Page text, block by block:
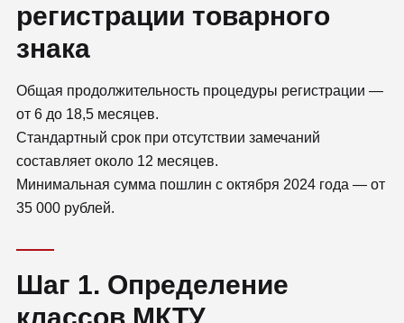
регистрации товарного
знака
Общая продолжительность процедуры регистрации —
от 6 до 18,5 месяцев.
Стандартный срок при отсутствии замечаний
составляет около 12 месяцев.
Минимальная сумма пошлин с октября 2024 года — от
35 000 рублей.
Шаг 1. Определение